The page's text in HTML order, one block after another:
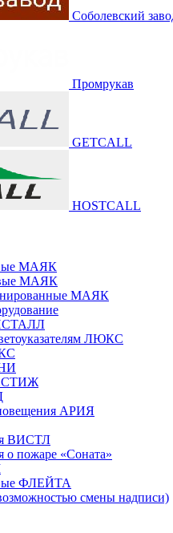
Соболевский
Промрукав
GETCALL
HOSTCALL
МАЯК
МАЯК
МАЯК
ЛЮКС
АРИЯ
ВИСТЛ
о пожаре «Соната»
ФЛЕЙТА
смены надписи)